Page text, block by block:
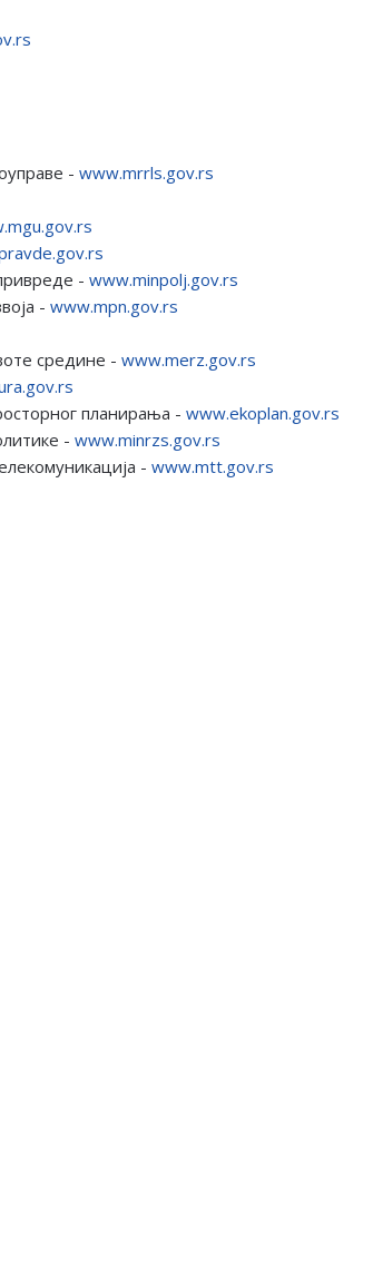
- www.mrrls.gov.rs
- www.minpolj.gov.rs
- www.mpn.gov.rs
средине - www.merz.gov.rs
планирања - www.ekoplan.gov.rs
- www.minrzs.gov.rs
- www.mtt.gov.rs